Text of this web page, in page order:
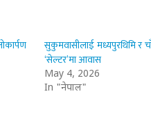
सुकुमवासीलाई मध्यपुरथिमि र
‘सेल्टर’मा आवास
May 4, 2026
In "नेपाल"